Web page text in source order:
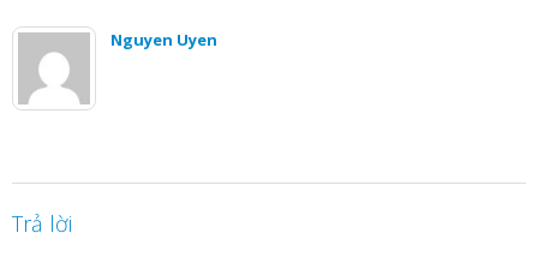
Nguyen Uyen
Trả lời